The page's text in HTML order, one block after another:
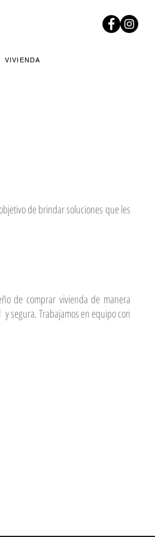
VIVIENDA
de brindar soluciones que les
de comprar vivienda de manera
segura. Trabajamos en equipo con